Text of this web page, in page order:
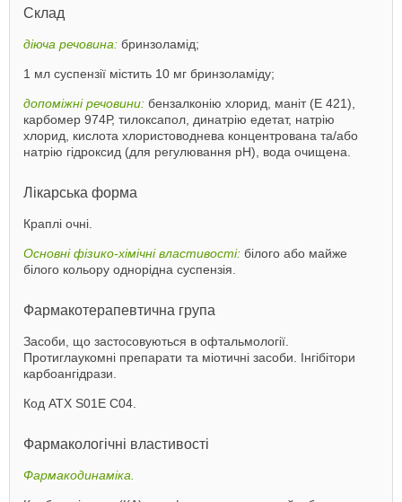
Склад
діюча речовина: бринзоламід;
1 мл суспензії містить 10 мг бринзоламіду;
допоміжні речовини: бензалконію хлорид, маніт (E 421),
карбомер 974Р, тилоксапол, динатрію едетат, натрію
хлорид, кислота хлористоводнева концентрована та/або
натрію гідроксид (для регулювання рН), вода очищена.
Лікарська форма
Краплі очні.
Основні фізико-хімічні властивості: білого або майже
білого кольору однорідна суспензія.
Фармакотерапевтична група
Засоби, що застосовуються в офтальмології.
Протиглаукомні препарати та міотичні засоби. Інгібітори
карбоангідрази.
Код АТХ S01E C04.
Фармакологічні властивості
Фармакодинаміка.